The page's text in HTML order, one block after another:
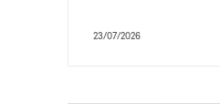
23/07/2026